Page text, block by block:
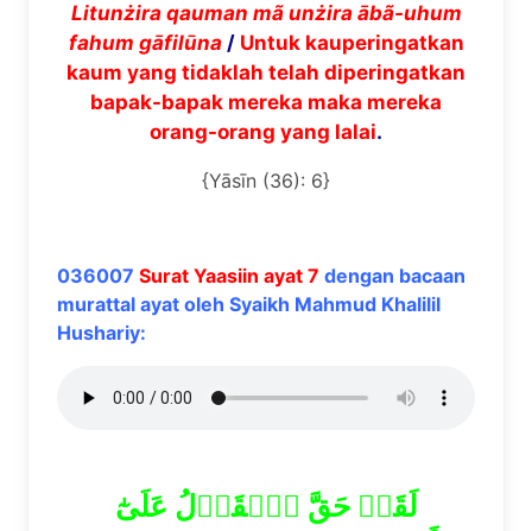
Litunżira qauman mãunżira ābã-uhum
fahum gāfilūna/ Untuk kauperingatkan
kaum yang tidaklah telah diperingatkan
bapak-bapak mereka maka mereka
orang-orang yang lalai.
{Yāsīn (36): 6}
036007 Surat Yaasiin ayat 7 dengan bacaan
murattal ayat oleh Syaikh Mahmud Khalilil
Hushariy:
لَقَدۡ حَقَّ ٱلۡقَوۡلُ عَلَىٰٓ